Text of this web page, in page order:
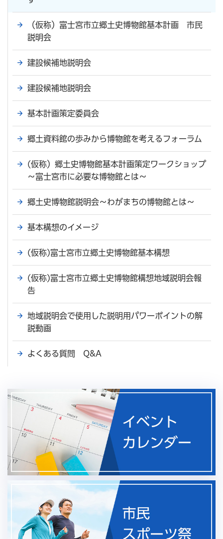
（仮称）富士宮市立郷土史博物館基本計画 市民
説明会
建設候補地説明会
建設候補地説明会
基本計画策定委員会
郷土資料館の歩みから博物館を考えるフォーラム
(仮称）郷土史博物館基本計画策定ワークショップ
～富士宮市に必要な博物館とは～
郷土史博物館説明会～わがまちの博物館とは～
基本構想のイメージ
(仮称)富士宮市立郷土史博物館基本構想
(仮称)富士宮市立郷土史博物館構想地域説明会報
告
地域説明会で使用した説明用パワーポイントの解
説動画
よくある質問 Q&A